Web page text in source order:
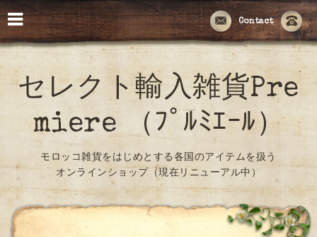
Contact
セレクト輸入雑貨Pre
miere （ﾌﾟﾙﾐｴｰﾙ）
モロッコ雑貨をはじめとする各国のアイテムを扱う
オンラインショップ（現在リニューアル中）